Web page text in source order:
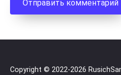
Copyright © 2022-2026